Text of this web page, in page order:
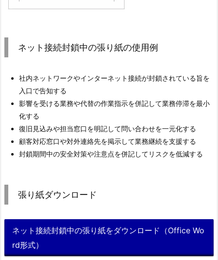
ネット接続封鎖中の張り紙の使用例
社内ネットワークやインターネット接続が封鎖されている旨を
入口で告知する
影響を受ける業務や代替の作業指示を併記して業務停滞を最小
化する
復旧見込みや担当窓口を明記して問い合わせを一元化する
顧客対応窓口や対外連絡先を掲示して業務継続を支援する
封鎖期間中の安全対策や注意点を併記してリスクを低減する
張り紙ダウンロード
ネット接続封鎖中の張り紙をダウンロード（Office Wo
rd形式）